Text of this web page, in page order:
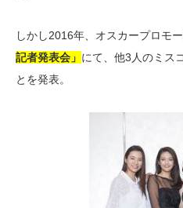
しかし2016年、オスカープロモ
記者発表会」 にて、他3人のミス
とを発表。